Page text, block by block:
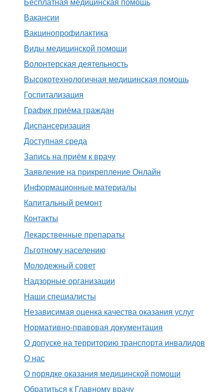
Вакансии
Вакцинопрофилактика
Виды медицинской помощи
Волонтерская деятельность
Высокотехнологичная медицинская помощь
Госпитализация
График приёма граждан
Диспансеризация
Доступная среда
Запись на приём к врачу
Заявление на прикрепление Онлайн
Информационные материалы
Капитальный ремонт
Контакты
Лекарственные препараты
Льготному населению
Молодежный совет
Надзорные организации
Наши специалисты
Независимая оценка качества оказания услуг
Нормативно-правовая документация
О допуске на территорию транспорта инвалидов
О нас
О порядке оказания медицинской помощи
Обратиться к Главному врачу